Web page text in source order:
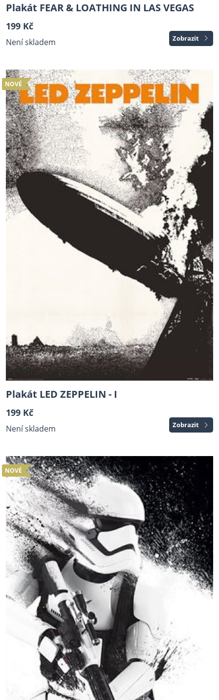
Plakát FEAR & LOATHING IN LAS VEGAS
199 Kč
Není skladem Zobrazit
NOVÉ
Plakát LED ZEPPELIN - I
199 Kč
Není skladem Zobrazit
NOVÉ